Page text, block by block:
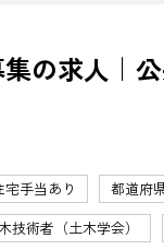
集の求人｜
宅手当あり
都道府
技術者（土木学会）